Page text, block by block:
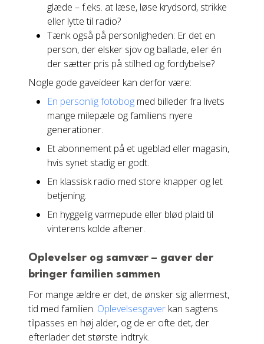
glæde – f.eks. at læse, løse krydsord, strikke
eller lytte til radio?
Tænk også på personligheden: Er det en
person, der elsker sjov og ballade, eller én
der sætter pris på stilhed og fordybelse?
Nogle gode gaveideer kan derfor være:
En personlig fotobog med billeder fra livets
mange milepæle og familiens nyere
generationer.
Et abonnement på et ugeblad eller magasin,
hvis synet stadig er godt.
En klassisk radio med store knapper og let
betjening.
En hyggelig varmepude eller blød plaid til
vinterens kolde aftener.
Oplevelser og samvær – gaver der
bringer familien sammen
For mange ældre er det, de ønsker sig allermest,
tid med familien. Oplevelsesgaver kan sagtens
tilpasses en høj alder, og de er ofte det, der
efterlader det største indtryk.